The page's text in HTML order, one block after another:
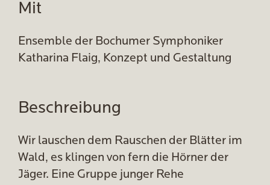
Mit
Ensemble der Bochumer Symphoniker
Katharina Flaig, Konzept und Gestaltung
Beschreibung
Wir lauschen dem Rauschen der Blätter im
Wald, es klingen von fern die Hörner der
Jäger. Eine Gruppe junger Rehe